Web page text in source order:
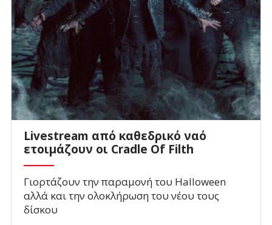
Livestream από καθεδρικό ναό
ετοιμάζουν οι Cradle Of Filth
Γιορτάζουν την παραμονή του Halloween
αλλά και την ολοκλήρωση του νέου τους
δίσκου